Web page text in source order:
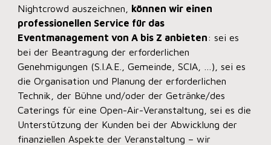
Nightcrowd auszeichnen, können wir einen
professionellen Service für das
Eventmanagement von A bis Z anbieten: sei es
bei der Beantragung der erforderlichen
Genehmigungen (S.I.A.E., Gemeinde, SCIA, …), sei es
die Organisation und Planung der erforderlichen
Technik, der Bühne und/oder der Getränke/des
Caterings für eine Open-Air-Veranstaltung, sei es die
Unterstützung der Kunden bei der Abwicklung der
finanziellen Aspekte der Veranstaltung – wir